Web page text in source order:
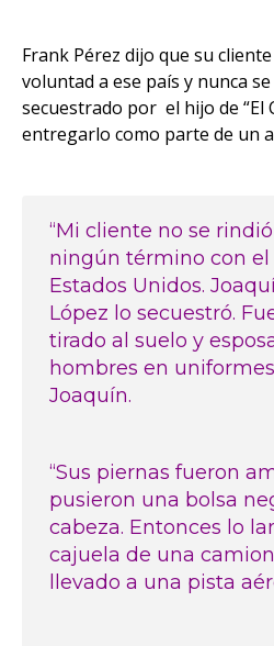
Frank Pérez dijo que su
voluntad a ese país y nunca
secuestrado por el hijo de “El
entregarlo como parte de un
“Mi cliente no se
ningún término con
Estados Unidos.
López lo secuestró.
tirado al suelo y
hombres en
Joaquín.
“Sus piernas fueron
pusieron una bolsa
cabeza. Entonces lo
cajuela de una
llevado a una pista